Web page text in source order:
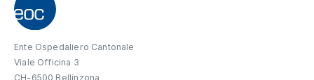
Ente Ospedaliero Cantonale
Viale Officina 3
CH-6500 Bellinzona